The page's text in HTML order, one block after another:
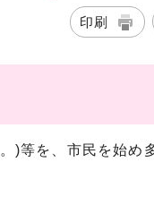
印刷
等を、市民を始め